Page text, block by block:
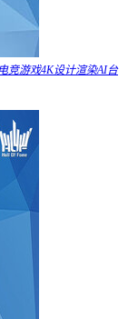
竞游戏4K设计渲染AI台